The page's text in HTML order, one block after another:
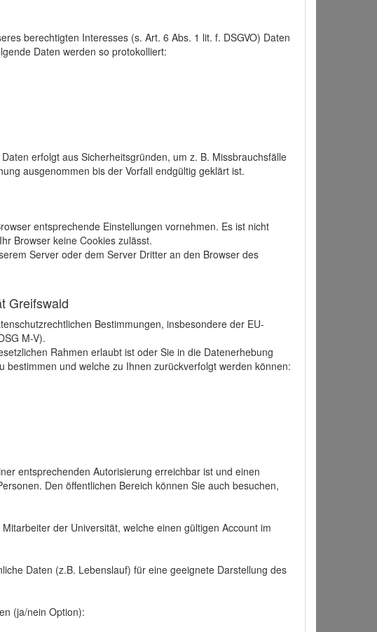
berechtigten Interesses (s. Art. 6 Abs. 1 lit. f. DSGVO) Daten
Daten werden so protokolliert:
erfolgt aus Sicherheitsgründen, um z. B. Missbrauchsfälle
ausgenommen bis der Vorfall endgültig geklärt ist.
entsprechende Einstellungen vornehmen. Es ist nicht
Browser keine Cookies zulässt.
Server oder dem Server Dritter an den Browser des
Greifswald
Bestimmungen, insbesondere der EU-
M-V).
Rahmen erlaubt ist oder Sie in die Datenerhebung
und welche zu Ihnen zurückverfolgt werden können:
entsprechenden Autorisierung erreichbar ist und einen
Den öffentlichen Bereich können Sie auch besuchen,
der Universität, welche einen gültigen Account im
Daten (z.B. Lebenslauf) für eine geeignete Darstellung des
(ja/nein Option):